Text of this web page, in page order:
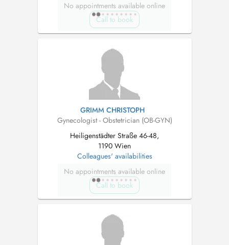
No appointments available online
Call to book
GRIMM CHRISTOPH
Gynecologist - Obstetrician (OB-GYN)
Heiligenstädter Straße 46-48,
1190 Wien
Colleagues' availabilities
No appointments available online
Call to book